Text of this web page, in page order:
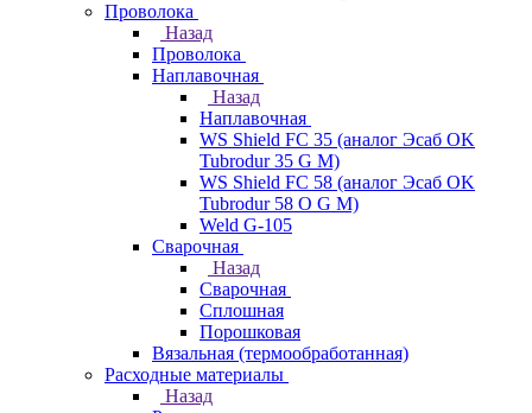
Проволока
Назад
Проволока
Наплавочная
Назад
Наплавочная
WS Shield FC 35 (аналог Эсаб OK
Tubrodur 35 G M)
WS Shield FC 58 (аналог Эсаб OK
Tubrodur 58 O G M)
Weld G-105
Сварочная
Назад
Сварочная
Сплошная
Порошковая
Вязальная (термообработанная)
Расходные материалы
Назад